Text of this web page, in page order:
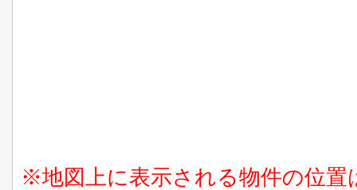
※地図上に表示される物件の位